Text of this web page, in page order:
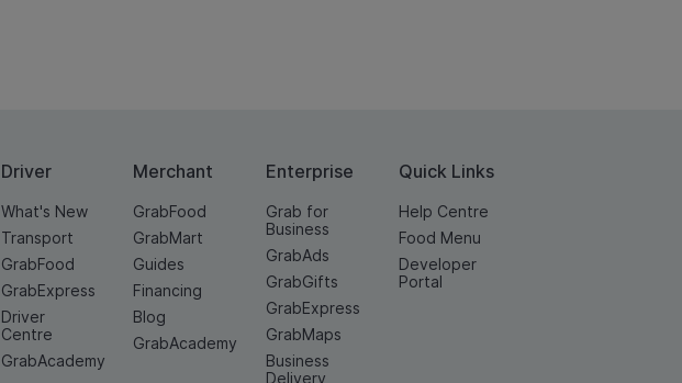
Driver
What's New
Transport
GrabFood
GrabExpress
Driver
Centre
GrabAcademy
Merchant
GrabFood
GrabMart
Guides
Financing
Blog
GrabAcademy
Enterprise
Grab for
Business
GrabAds
GrabGifts
GrabExpress
GrabMaps
Business
Delivery
Quick Links
Help Centre
Food Menu
Developer
Portal